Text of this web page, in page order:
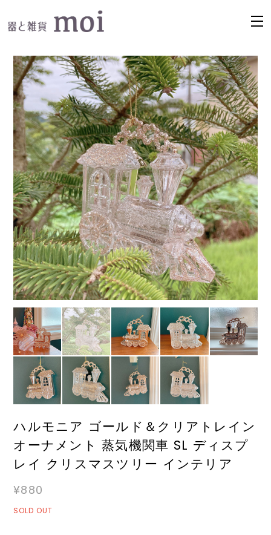
ハルモニア ゴールド＆クリアトレイン
オーナメント 蒸気機関車 SL ディスプ
レイ クリスマスツリー インテリア
¥880
SOLD OUT